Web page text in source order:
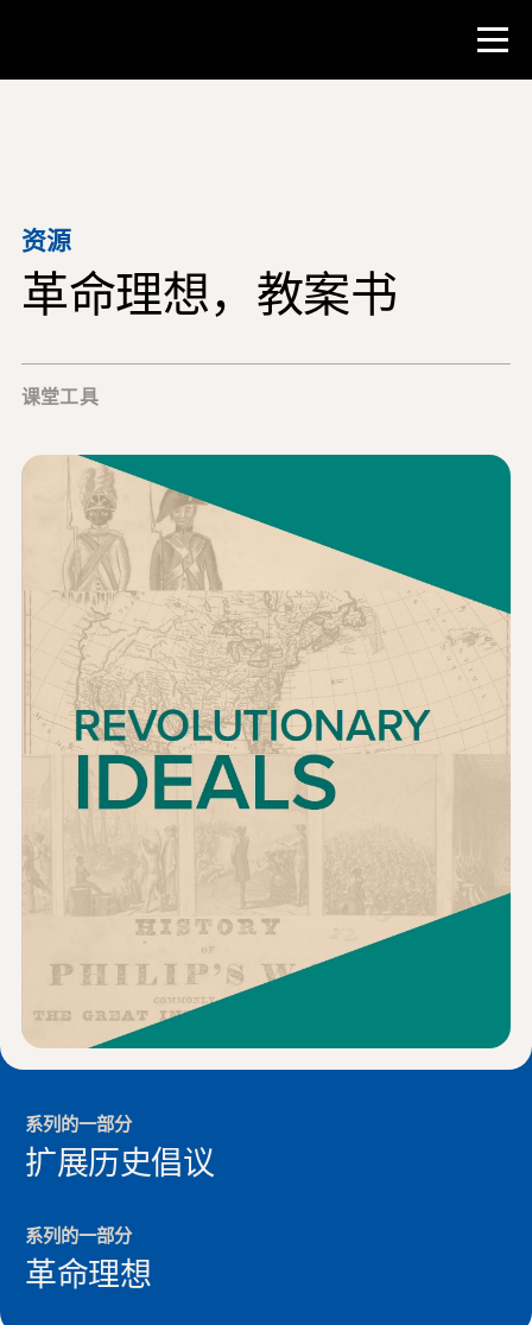
教师资源
课堂工具
研究所
为 NHD 学生提供建议
新闻与事件
关于 NHD
参与其中
资源
革命理想，教案书
课堂工具
系列的一部分
扩展历史倡议
系列的一部分
革命理想